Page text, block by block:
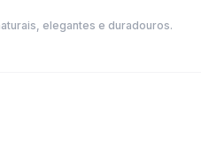
elegantes e duradouros.